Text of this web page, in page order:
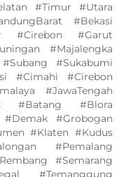
#Timur #Utara
#Bekasi
#Cirebon #Garut
#Majalengka
#Sukabumi
#Cimahi #Cirebon
#JawaTengah
#Batang #Blora
#Grobogan
#Klaten #Kudus
#Pemalang
#Semarang
#Temanggung